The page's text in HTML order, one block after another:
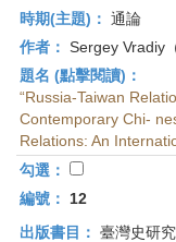
時期(主題)： 通論
作者： Sergey Vradiy
題名 (點擊閱讀)：
“Russia-Taiwan
Contemporary Chi-
Relations: An
勾選：
編號：
12
出版書目： 臺灣史研